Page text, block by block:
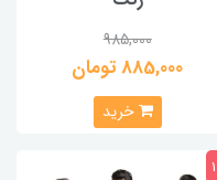
985,000
885,000 تومان
خرید